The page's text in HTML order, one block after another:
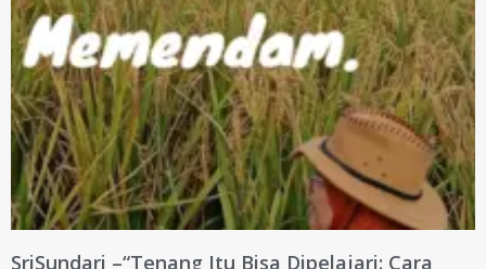
SriSundari –“Tenang Itu Bisa Dipelajari: Cara